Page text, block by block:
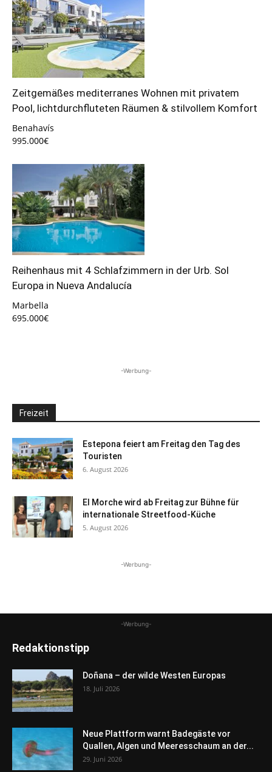
Zeitgemäßes mediterranes Wohnen mit privatem
Pool, lichtdurchfluteten Räumen & stilvollem Komfort
Benahavís
995.000€
Reihenhaus mit 4 Schlafzimmern in der Urb. Sol
Europa in Nueva Andalucía
Marbella
695.000€
-Werbung-
Freizeit
Estepona feiert am Freitag den Tag des
Touristen
6. August 2026
El Morche wird ab Freitag zur Bühne für
internationale Streetfood-Küche
5. August 2026
-Werbung-
-Werbung-
Redaktionstipp
Doñana – der wilde Westen Europas
18. Juli 2026
Neue Plattform warnt Badegäste vor
Quallen, Algen und Meeresschaum an der...
29. Juni 2026